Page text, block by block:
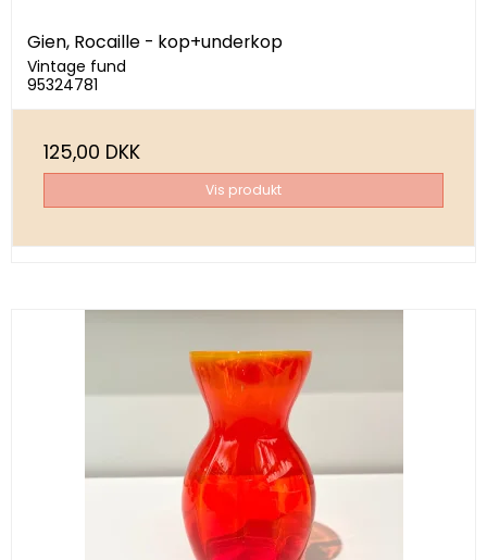
Gien, Rocaille - kop+underkop
Vintage fund
95324781
125,00 DKK
Vis produkt